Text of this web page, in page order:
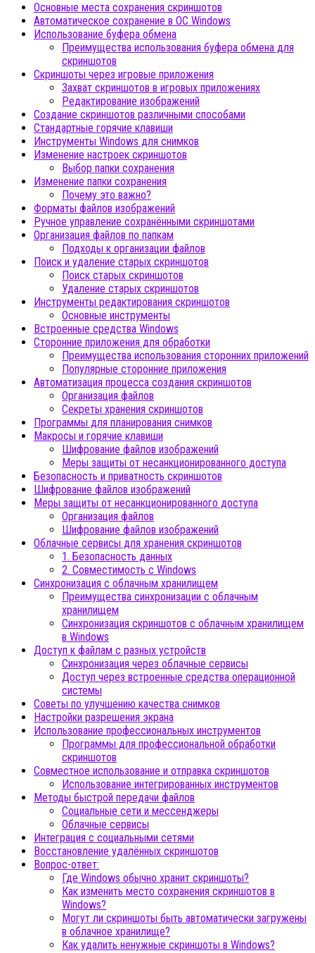
Основные места сохранения скриншотов
Автоматическое сохранение в ОС Windows
Использование буфера обмена
Преимущества использования буфера обмена для
скриншотов
Скриншоты через игровые приложения
Захват скриншотов в игровых приложениях
Редактирование изображений
Создание скриншотов различными способами
Стандартные горячие клавиши
Инструменты Windows для снимков
Изменение настроек скриншотов
Выбор папки сохранения
Изменение папки сохранения
Почему это важно?
Форматы файлов изображений
Ручное управление сохранёнными скриншотами
Организация файлов по папкам
Подходы к организации файлов
Поиск и удаление старых скриншотов
Поиск старых скриншотов
Удаление старых скриншотов
Инструменты редактирования скриншотов
Основные инструменты
Встроенные средства Windows
Сторонние приложения для обработки
Преимущества использования сторонних приложений
Популярные сторонние приложения
Автоматизация процесса создания скриншотов
Организация файлов
Секреты хранения скриншотов
Программы для планирования снимков
Макросы и горячие клавиши
Шифрование файлов изображений
Меры защиты от несанкционированного доступа
Безопасность и приватность скриншотов
Шифрование файлов изображений
Меры защиты от несанкционированного доступа
Организация файлов
Шифрование файлов изображений
Облачные сервисы для хранения скриншотов
1. Безопасность данных
2. Совместимость с Windows
Синхронизация с облачным хранилищем
Преимущества синхронизации с облачным
хранилищем
Синхронизация скриншотов с облачным хранилищем
в Windows
Доступ к файлам с разных устройств
Синхронизация через облачные сервисы
Доступ через встроенные средства операционной
системы
Советы по улучшению качества снимков
Настройки разрешения экрана
Использование профессиональных инструментов
Программы для профессиональной обработки
скриншотов
Совместное использование и отправка скриншотов
Использование интегрированных инструментов
Методы быстрой передачи файлов
Социальные сети и мессенджеры
Облачные сервисы
Интеграция с социальными сетями
Восстановление удалённых скриншотов
Вопрос-ответ:
Где Windows обычно хранит скриншоты?
Как изменить место сохранения скриншотов в
Windows?
Могут ли скриншоты быть автоматически загружены
в облачное хранилище?
Как удалить ненужные скриншоты в Windows?